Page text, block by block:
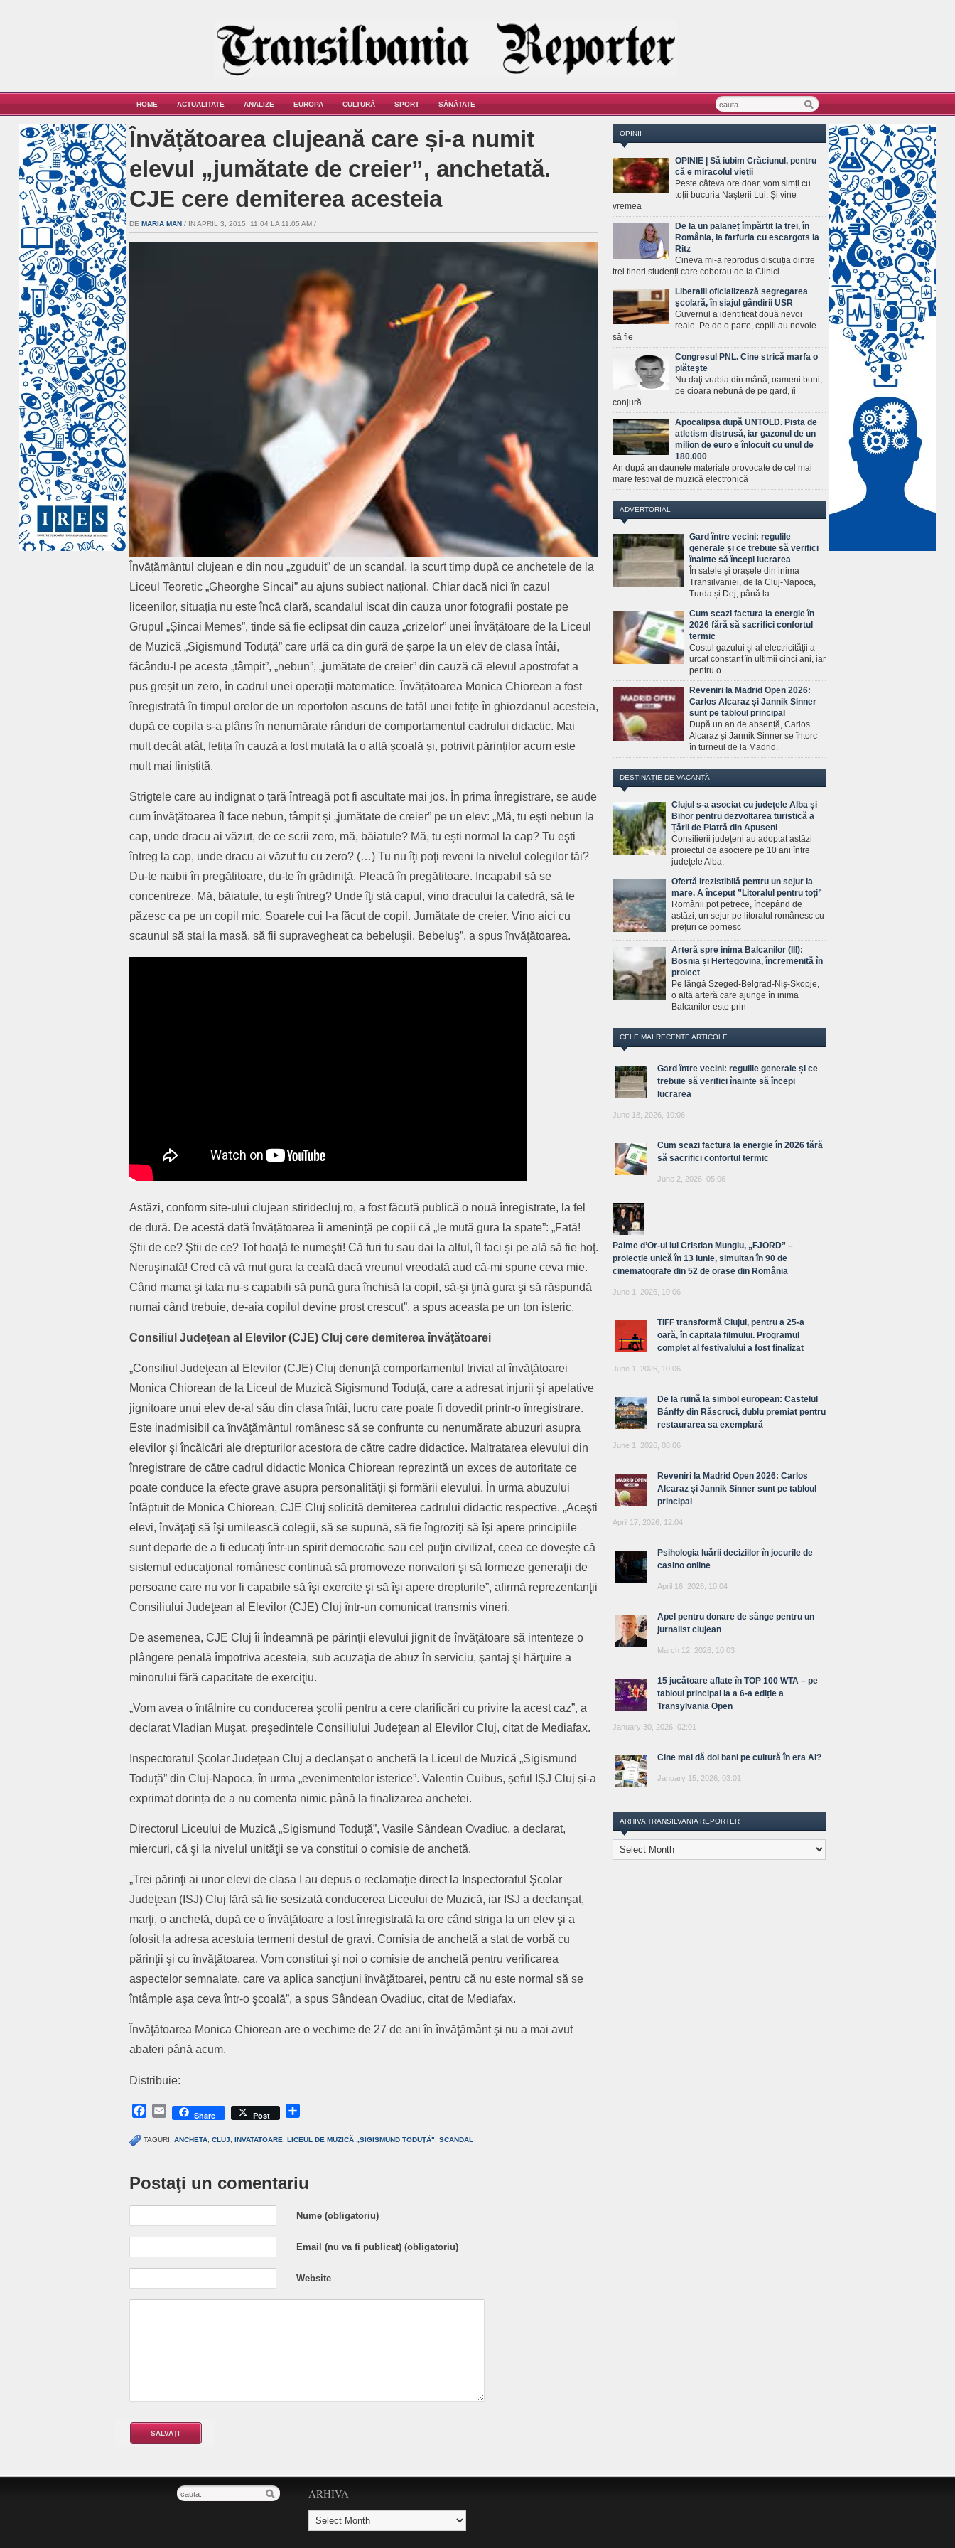
HOME ACTUALITATE ANALIZE EUROPA CULTURĂ SPORT SĂNĂTATE
Învățătoarea clujeană care și-a numit
elevul „jumătate de creier”, anchetată.
CJE cere demiterea acesteia
DE MARIA MAN / IN APRIL 3, 2015, 11:04 LA 11:05 AM /
Învățământul clujean e din nou „zguduit” de un scandal, la scurt timp după ce anchetele de la
Liceul Teoretic „Gheorghe Șincai” au ajuns subiect național. Chiar dacă nici în cazul
liceenilor, situația nu este încă clară, scandalul iscat din cauza unor fotografii postate pe
Grupul „Șincai Memes”, tinde să fie eclipsat din cauza „crizelor” unei învățătoare de la Liceul
de Muzică „Sigismund Toduță” care urlă ca din gură de șarpe la un elev de clasa întâi,
făcându-l pe acesta „tâmpit”, „nebun”, „jumătate de creier” din cauză că elevul apostrofat a
pus greșit un zero, în cadrul unei operații matematice. Învățătoarea Monica Chiorean a fost
înregistrată în timpul orelor de un reportofon ascuns de tatăl unei fetițe în ghiozdanul acesteia,
după ce copila s-a plâns în nenumărate rânduri de comportamentul cadrului didactic. Mai
mult decât atât, fetița în cauză a fost mutată la o altă școală și, potrivit părinților acum este
mult mai liniștită.
Strigtele care au indignat o țară întreagă pot fi ascultate mai jos. În prima înregistrare, se aude
cum învăţătoarea îl face nebun, tâmpit şi „jumătate de creier” pe un elev: „Mă, tu eşti nebun la
cap, unde dracu ai văzut, de ce scrii zero, mă, băiatule? Mă, tu eşti normal la cap? Tu eşti
întreg la cap, unde dracu ai văzut tu cu zero? (…) Tu nu îţi poţi reveni la nivelul colegilor tăi?
Du-te naibii în pregătitoare, du-te în grădiniţă. Pleacă în pregătitoare. Incapabil să se
concentreze. Mă, băiatule, tu eşti întreg? Unde îţi stă capul, vino dracului la catedră, să te
păzesc ca pe un copil mic. Soarele cui l-a făcut de copil. Jumătate de creier. Vino aici cu
scaunul să stai la masă, să fii supravegheat ca bebeluşii. Bebeluş”, a spus învăţătoarea.
Astăzi, conform site-ului clujean stiridecluj.ro, a fost făcută publică o nouă înregistrate, la fel
de dură. De acestă dată învățătoarea îi amenință pe copii că „le mută gura la spate”: „Fată!
Ştii de ce? Ştii de ce? Tot hoaţă te numeşti! Că furi tu sau dai la altul, îl faci şi pe ală să fie hoţ.
Neruşinată! Cred că vă mut gura la ceafă dacă vreunul vreodată aud că-mi spune ceva mie.
Când mama şi tata nu-s capabili să pună gura închisă la copil, să-şi ţină gura şi să răspundă
numai când trebuie, de-aia copilul devine prost crescut”, a spus aceasta pe un ton isteric.
Consiliul Judeţean al Elevilor (CJE) Cluj cere demiterea învăţătoarei
„Consiliul Judeţean al Elevilor (CJE) Cluj denunţă comportamentul trivial al învăţătoarei
Monica Chiorean de la Liceul de Muzică Sigismund Toduţă, care a adresat injurii şi apelative
jignitoare unui elev de-al său din clasa întâi, lucru care poate fi dovedit printr-o înregistrare.
Este inadmisibil ca învăţământul românesc să se confrunte cu nenumărate abuzuri asupra
elevilor şi încălcări ale drepturilor acestora de către cadre didactice. Maltratarea elevului din
înregistrare de către cadrul didactic Monica Chiorean reprezintă un exces de autoritate ce
poate conduce la efecte grave asupra personalităţii şi formării elevului. În urma abuzului
înfăptuit de Monica Chiorean, CJE Cluj solicită demiterea cadrului didactic respective. „Aceşti
elevi, învăţaţi să îşi umilească colegii, să se supună, să fie îngroziţi să îşi apere principiile
sunt departe de a fi educaţi într-un spirit democratic sau cel puţin civilizat, ceea ce doveşte că
sistemul educaţional românesc continuă să promoveze nonvalori şi să formeze generaţii de
persoane care nu vor fi capabile să îşi exercite şi să îşi apere drepturile”, afirmă reprezentanţii
Consiliului Judeţean al Elevilor (CJE) Cluj într-un comunicat transmis vineri.
De asemenea, CJE Cluj îi îndeamnă pe părinţii elevului jignit de învăţătoare să intenteze o
plângere penală împotriva acesteia, sub acuzaţia de abuz în serviciu, şantaj şi hărţuire a
minorului fără capacitate de exerciţiu.
„Vom avea o întâlnire cu conducerea şcolii pentru a cere clarificări cu privire la acest caz”, a
declarat Vladian Muşat, preşedintele Consiliului Judeţean al Elevilor Cluj, citat de Mediafax.
Inspectoratul Şcolar Judeţean Cluj a declanşat o anchetă la Liceul de Muzică „Sigismund
Toduţă” din Cluj-Napoca, în urma „evenimentelor isterice”. Valentin Cuibus, șeful IȘJ Cluj și-a
exprimat dorința de a nu comenta nimic până la finalizarea anchetei.
Directorul Liceului de Muzică „Sigismund Toduţă”, Vasile Sândean Ovadiuc, a declarat,
miercuri, că şi la nivelul unităţii se va constitui o comisie de anchetă.
„Trei părinţi ai unor elevi de clasa I au depus o reclamaţie direct la Inspectoratul Şcolar
Judeţean (ISJ) Cluj fără să fie sesizată conducerea Liceului de Muzică, iar ISJ a declanşat,
marţi, o anchetă, după ce o învăţătoare a fost înregistrată la ore când striga la un elev şi a
folosit la adresa acestuia termeni destul de gravi. Comisia de anchetă a stat de vorbă cu
părinţii şi cu învăţătoarea. Vom constitui şi noi o comisie de anchetă pentru verificarea
aspectelor semnalate, care va aplica sancţiuni învăţătoarei, pentru că nu este normal să se
întâmple aşa ceva într-o şcoală”, a spus Sândean Ovadiuc, citat de Mediafax.
Învăţătoarea Monica Chiorean are o vechime de 27 de ani în învăţământ şi nu a mai avut
abateri până acum.
Distribuie:
Facebook
EmailShare Post
TAGURI: ANCHETA, CLUJ, INVATATOARE, LICEUL DE MUZICĂ „SIGISMUND TODUŢĂ", SCANDAL
Postaţi un comentariu
Nume (obligatoriu)
Email (nu va fi publicat) (obligatoriu)
Website
OPINII
OPINIE | Să iubim Crăciunul, pentru
că e miracolul vieţii
Peste câteva ore doar, vom simți cu
toții bucuria Naşterii Lui. Și vine
vremea
De la un palaneț împărțit la trei, în
România, la farfuria cu escargots la
Ritz
Cineva mi-a reprodus discuția dintre
trei tineri studenți care coborau de la Clinici.
Liberalii oficializează segregarea
şcolară, în siajul gândirii USR
Guvernul a identificat două nevoi
reale. Pe de o parte, copiii au nevoie
să fie
Congresul PNL. Cine strică marfa o
plăteşte
Nu daţi vrabia din mână, oameni buni,
pe cioara nebună de pe gard, îi
conjură
Apocalipsa după UNTOLD. Pista de
atletism distrusă, iar gazonul de un
milion de euro e înlocuit cu unul de
180.000
An după an daunele materiale provocate de cel mai
mare festival de muzică electronică
ADVERTORIAL
Gard între vecini: regulile
generale și ce trebuie să verifici
înainte să începi lucrarea
În satele și orașele din inima
Transilvaniei, de la Cluj-Napoca,
Turda și Dej, până la
Cum scazi factura la energie în
2026 fără să sacrifici confortul
termic
Costul gazului și al electricității a
urcat constant în ultimii cinci ani, iar
pentru o
Reveniri la Madrid Open 2026:
Carlos Alcaraz și Jannik Sinner
sunt pe tabloul principal
După un an de absență, Carlos
Alcaraz și Jannik Sinner se întorc
în turneul de la Madrid.
DESTINAȚIE DE VACANȚĂ
Clujul s-a asociat cu județele Alba și
Bihor pentru dezvoltarea turistică a
Țării de Piatră din Apuseni
Consilierii județeni au adoptat astăzi
proiectul de asociere pe 10 ani între
județele Alba,
Ofertă irezistibilă pentru un sejur la
mare. A început ”Litoralul pentru toți”
Românii pot petrece, începând de
astăzi, un sejur pe litoralul românesc cu
preţuri ce pornesc
Arteră spre inima Balcanilor (III):
Bosnia și Herțegovina, încremenită în
proiect
Pe lângă Szeged-Belgrad-Niș-Skopje,
o altă arteră care ajunge în inima
Balcanilor este prin
CELE MAI RECENTE ARTICOLE
Gard între vecini: regulile generale și ce
trebuie să verifici înainte să începi
lucrarea
June 18, 2026, 10:06
Cum scazi factura la energie în 2026 fără
să sacrifici confortul termic
June 2, 2026, 05:06
Palme d’Or-ul lui Cristian Mungiu, „FJORD” –
proiecție unică în 13 iunie, simultan în 90 de
cinematografe din 52 de orașe din România
June 1, 2026, 10:06
TIFF transformă Clujul, pentru a 25-a
oară, în capitala filmului. Programul
complet al festivalului a fost finalizat
June 1, 2026, 10:06
De la ruină la simbol european: Castelul
Bánffy din Răscruci, dublu premiat pentru
restaurarea sa exemplară
June 1, 2026, 08:06
Reveniri la Madrid Open 2026: Carlos
Alcaraz și Jannik Sinner sunt pe tabloul
principal
April 17, 2026, 12:04
Psihologia luării deciziilor în jocurile de
casino online
April 16, 2026, 10:04
Apel pentru donare de sânge pentru un
jurnalist clujean
March 12, 2026, 10:03
15 jucătoare aflate în TOP 100 WTA – pe
tabloul principal la a 6-a ediție a
Transylvania Open
January 30, 2026, 02:01
Cine mai dă doi bani pe cultură în era AI?
January 15, 2026, 03:01
ARHIVA TRANSILVANIA REPORTER
Arhiva
Transilvania
ARHIVA
Arhiva